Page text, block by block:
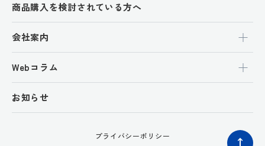
商品購入を検討されている方へ
会社案内
Webコラム
お知らせ
プライバシーポリシー